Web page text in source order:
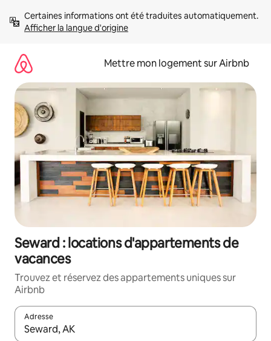
directement
Afficher la langue d'origine
Mettre mon logement sur Airbnb
Seward : locations d'appartements de
vacances
Trouvez et réservez des appartements uniques sur
Airbnb
Adresse
Lorsque les résultats s'affichent, utilisez les flèches vers le